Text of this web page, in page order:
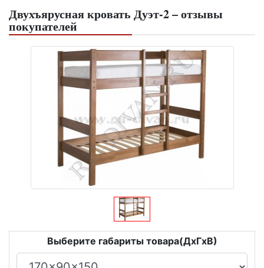
Двухъярусная кровать Дуэт-2 – отзывы
покупателей
Выберите габариты товара(ДxГxВ)